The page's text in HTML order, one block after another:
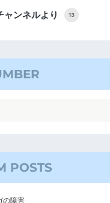
ャンネルより 13
POSTS
の障害